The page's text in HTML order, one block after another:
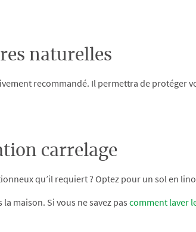
naturelles
recommandé. Il permettra de protéger
carrelage
qu’il requiert ? Optez pour un sol en
maison. Si vous ne savez pas comment laver